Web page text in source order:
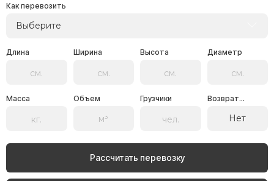
Как перевозить
Выберите
Длина Ширина Высота Диаметр
Масса Объем Грузчики Возврат...
Нет
Рассчитать перевозку